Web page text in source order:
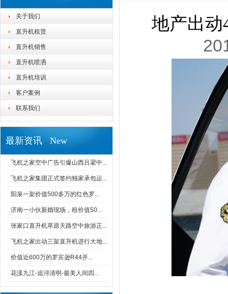
关于我们
直升机租赁
直升机销售
直升机喷洒
直升机培训
客户案例
联系我们
最新资讯 New
飞机之家空中广告引爆山西吕梁中...
飞机之家集团正式签约独家承包运...
阳泉一架价值500多万的红色罗...
济南一小伙新婚现场，租价值50...
张家口直升机草原天路空中旅游正...
飞机之家出动三架直升机进行大地...
价值近600万的罗宾逊R44开...
花漾九江-追浔清明-最美人间四...
地产出动